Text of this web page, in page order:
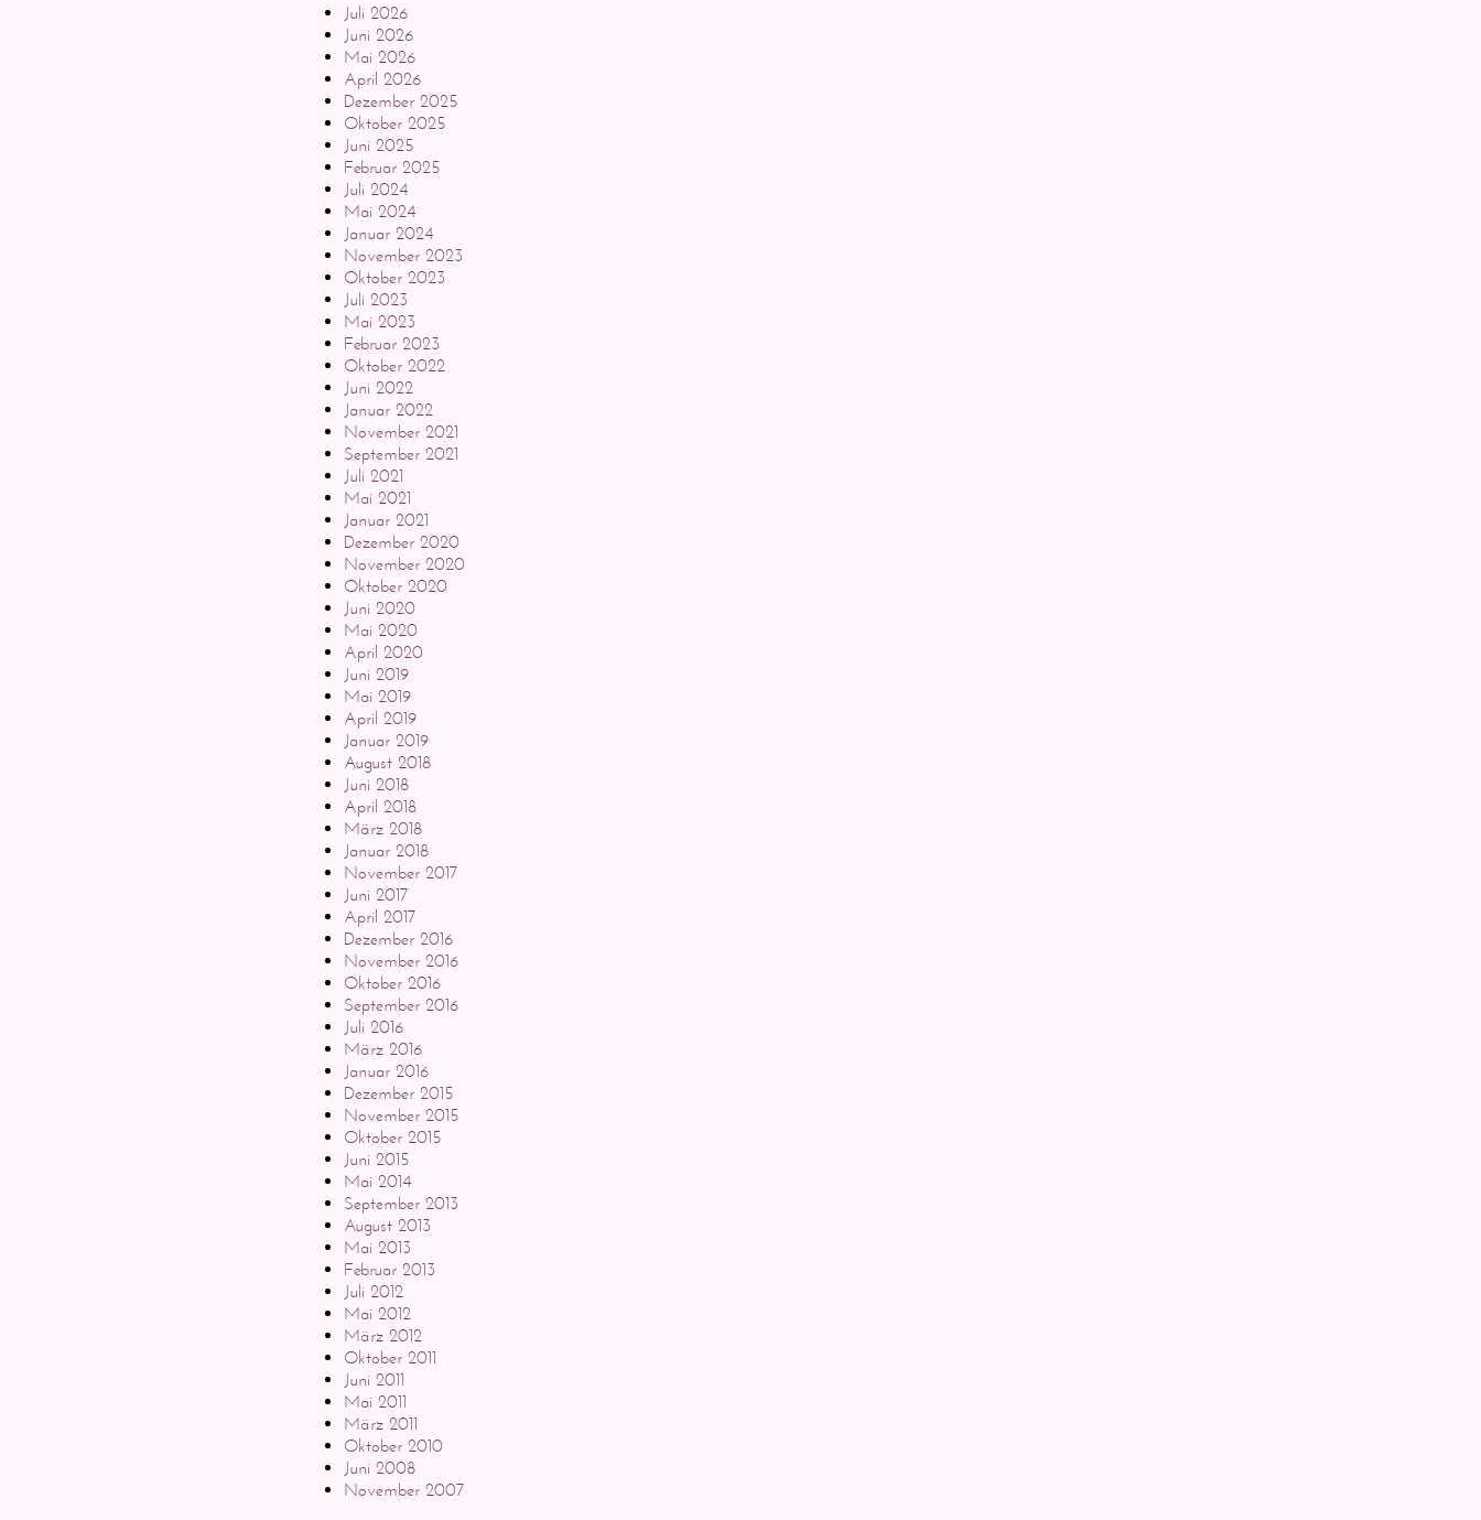
Juli 2026
Juni 2026
Mai 2026
April 2026
Dezember 2025
Oktober 2025
Juni 2025
Februar 2025
Juli 2024
Mai 2024
Januar 2024
November 2023
Oktober 2023
Juli 2023
Mai 2023
Februar 2023
Oktober 2022
Juni 2022
Januar 2022
November 2021
September 2021
Juli 2021
Mai 2021
Januar 2021
Dezember 2020
November 2020
Oktober 2020
Juni 2020
Mai 2020
April 2020
Juni 2019
Mai 2019
April 2019
Januar 2019
August 2018
Juni 2018
April 2018
März 2018
Januar 2018
November 2017
Juni 2017
April 2017
Dezember 2016
November 2016
Oktober 2016
September 2016
Juli 2016
März 2016
Januar 2016
Dezember 2015
November 2015
Oktober 2015
Juni 2015
Mai 2014
September 2013
August 2013
Mai 2013
Februar 2013
Juli 2012
Mai 2012
März 2012
Oktober 2011
Juni 2011
Mai 2011
März 2011
Oktober 2010
Juni 2008
November 2007